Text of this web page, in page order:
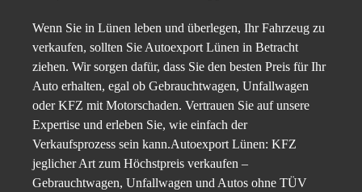
Wenn Sie in Lünen leben und überlegen, Ihr Fahrzeug zu
verkaufen, sollten Sie Autoexport Lünen in Betracht
ziehen. Wir sorgen dafür, dass Sie den besten Preis für Ihr
Auto erhalten, egal ob Gebrauchtwagen, Unfallwagen
oder KFZ mit Motorschaden. Vertrauen Sie auf unsere
Expertise und erleben Sie, wie einfach der
Verkaufsprozess sein kann.Autoexport Lünen: KFZ
jeglicher Art zum Höchstpreis verkaufen –
Gebrauchtwagen, Unfallwagen und Autos ohne TÜV